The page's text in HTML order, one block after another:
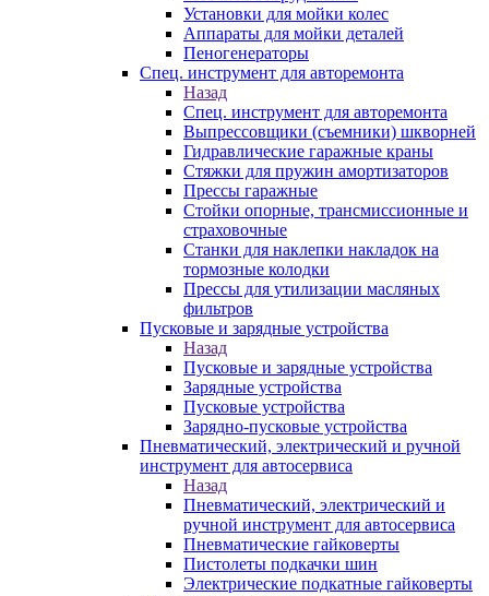
Установки для мойки колес
Аппараты для мойки деталей
Пеногенераторы
Спец. инструмент для авторемонта
Назад
Спец. инструмент для авторемонта
Выпрессовщики (съемники) шкворней
Гидравлические гаражные краны
Стяжки для пружин амортизаторов
Прессы гаражные
Стойки опорные, трансмиссионные и
страховочные
Станки для наклепки накладок на
тормозные колодки
Прессы для утилизации масляных
фильтров
Пусковые и зарядные устройства
Назад
Пусковые и зарядные устройства
Зарядные устройства
Пусковые устройства
Зарядно-пусковые устройства
Пневматический, электрический и ручной
инструмент для автосервиса
Назад
Пневматический, электрический и
ручной инструмент для автосервиса
Пневматические гайковерты
Пистолеты подкачки шин
Электрические подкатные гайковерты